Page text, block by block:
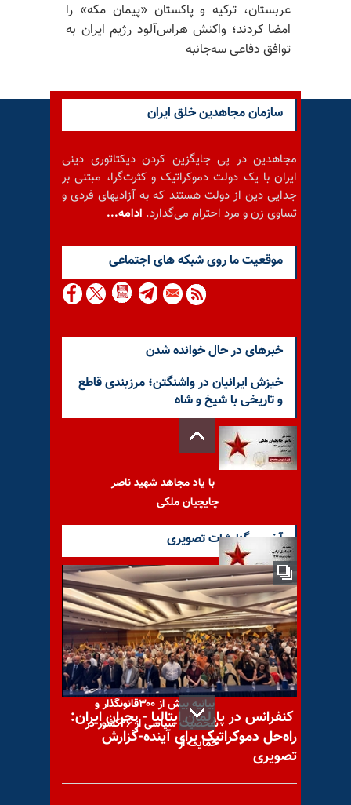
عربستان، ترکیه و پاکستان «پیمان مکه» را
امضا کردند؛ واکنش هراس‌آلود رژیم ایران به
توافق دفاعی سه‌جانبه
سازمان مجاهدین خلق ایران
مجاهدین در پی جایگزین کردن دیکتاتوری دینی
ایران با یک دولت دموکراتیک و کثرت‌گرا، مبتنی بر
جدایی دین از دولت هستند که به آزادیهای فردی و
تساوی زن و مرد احترام می‌گذارد. ادامه...
موقعيت ما روى شبكه هاى اجتماعى
خبرهای در حال خوانده شدن
خیزش ایرانیان در واشنگتن؛ مرزبندی قاطع
و تاریخی با شیخ و شاه
با یاد مجاهد شهید ناصر
چایچیان ملکی
با یاد مجاهد شهید اسماعیل
ترابی
بیانیه بیش از ۳۰۰قانونگذار و
شخصیت سیاسی از ۲۶کشور در
حمایت از
آخرین گزارشات تصویری
کنفرانس در پارلمان ایتالیا - بحران ایران:
راه‌حل دموکراتیک برای آینده-گزارش
تصویری